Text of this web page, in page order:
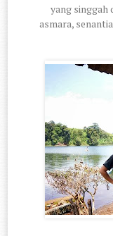
yang singgah
asmara,